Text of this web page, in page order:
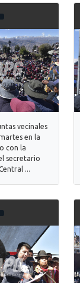
vecinales
en la
con la
secretario
...